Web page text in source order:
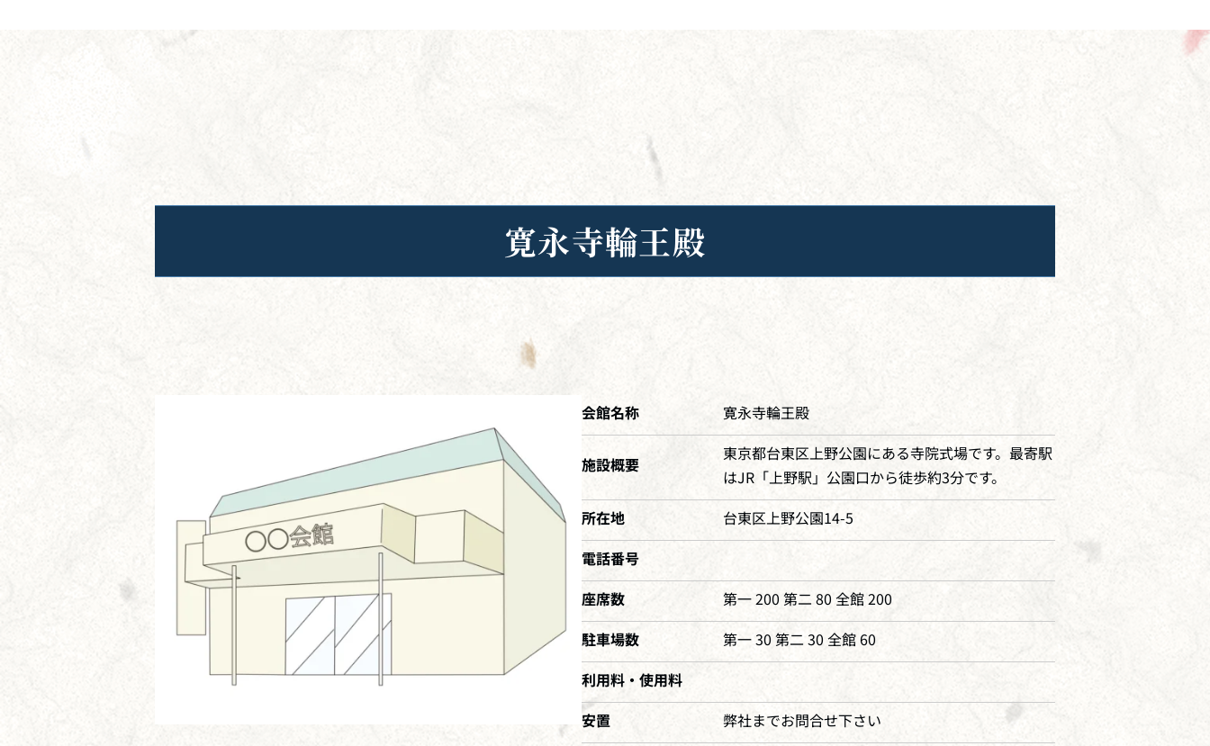
寛永寺輪王殿
会館名称 寛永寺輪王殿
施設概要
東京都台東区上野公園にある寺院式場です。最寄駅
はJR「上野駅」公園口から徒歩約3分です。
所在地
台東区上野公園14-5
電話番号
座席数
第一 200 第二 80 全館 200
駐車場数
第一 30 第二 30 全館 60
利用料・使用料
安置
弊社までお問合せ下さい